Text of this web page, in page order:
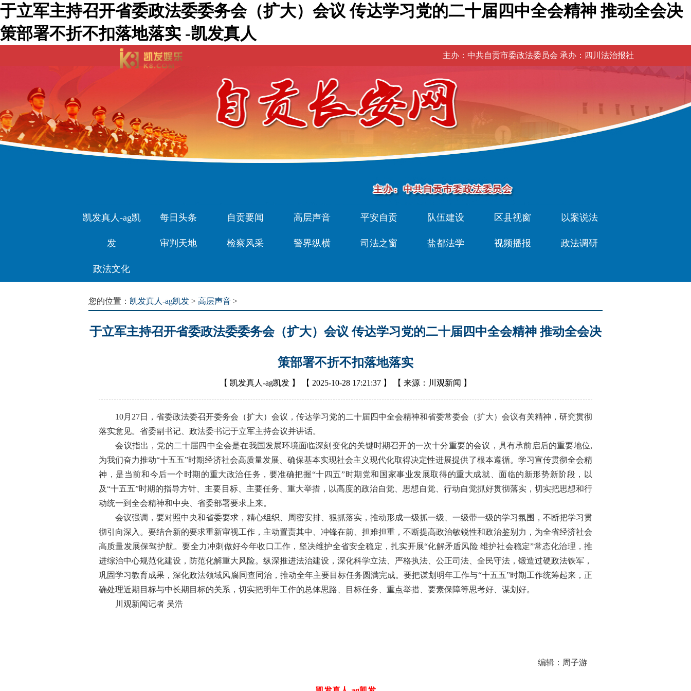
于立军主持召开省委政法委委务会（扩大）会议 传达学习党的二十届四中全会精神 推动全会决
策部署不折不扣落地落实 -凯发真人
主办：中共自贡市委政法委员会 承办：四川法治报社
凯发真人-ag凯
发
每日头条 自贡要闻 高层声音 平安自贡 队伍建设 区县视窗 以案说法
审判天地 检察风采 警界纵横 司法之窗 盐都法学 视频播报 政法调研
政法文化
您的位置： 凯发真人-ag凯发 > 高层声音 >
于立军主持召开省委政法委委务会（扩大）会议 传达学习党的二十届四中全会精神 推动全会决
策部署不折不扣落地落实
【 凯发真人-ag凯发 】 【 2025-10-28 17:21:37 】 【 来源：川观新闻 】
10月27日，省委政法委召开委务会（扩大）会议，传达学习党的二十届四中全会精神和省委常委会（扩大）会议有关精神，研究贯彻
落实意见。省委副书记、政法委书记于立军主持会议并讲话。
会议指出，党的二十届四中全会是在我国发展环境面临深刻变化的关键时期召开的一次十分重要的会议，具有承前启后的重要地位,
为我们奋力推动“十五五”时期经济社会高质量发展、确保基本实现社会主义现代化取得决定性进展提供了根本遵循。学习宣传贯彻全会精
神，是当前和今后一个时期的重大政治任务，要准确把握“十四五”时期党和国家事业发展取得的重大成就、面临的新形势新阶段，以
及“十五五”时期的指导方针、主要目标、主要任务、重大举措，以高度的政治自觉、思想自觉、行动自觉抓好贯彻落实，切实把思想和行
动统一到全会精神和中央、省委部署要求上来。
会议强调，要对照中央和省委要求，精心组织、周密安排、狠抓落实，推动形成一级抓一级、一级带一级的学习氛围，不断把学习贯
彻引向深入。要结合新的要求重新审视工作，主动置责其中、冲锋在前、担难担重，不断提高政治敏锐性和政治鉴别力，为全省经济社会
高质量发展保驾护航。要全力冲刺做好今年收口工作，坚决维护全省安全稳定，扎实开展“化解矛盾风险 维护社会稳定”常态化治理，推
进综治中心规范化建设，防范化解重大风险。纵深推进法治建设，深化科学立法、严格执法、公正司法、全民守法，锻造过硬政法铁军，
巩固学习教育成果，深化政法领域风腐同查同治，推动全年主要目标任务圆满完成。要把谋划明年工作与“十五五”时期工作统筹起来，正
确处理近期目标与中长期目标的关系，切实把明年工作的总体思路、目标任务、重点举措、要素保障等思考好、谋划好。
川观新闻记者 吴浩
编辑：周子游